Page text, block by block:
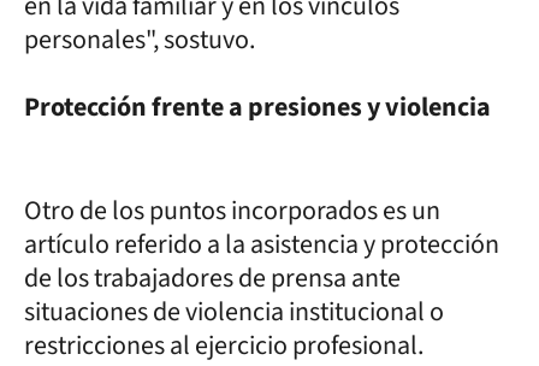
personales", sostuvo.
Protección frente a presiones y violencia
Otro de los puntos incorporados es un
artículo referido a la asistencia y protección
de los trabajadores de prensa ante
situaciones de violencia institucional o
restricciones al ejercicio profesional.